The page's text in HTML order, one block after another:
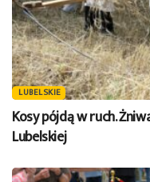
LUBELSKIE
Kosy pójdą w ruch.
Lubelskiej